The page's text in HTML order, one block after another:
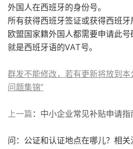
外国人在西班牙的身份号。
所有获得西班牙签证或获得西班
欧盟国家籍外国人都需要申请此
就是西班牙语的VAT号。
群发不能修改，若有更新将放到
问题集锦”
上一篇： 中小企业常见补贴申请指
问：公证和认证地点在哪儿？相